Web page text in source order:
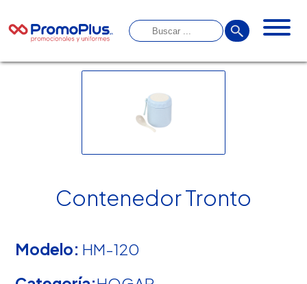
Contenedor Tronto
Modelo: HM-120